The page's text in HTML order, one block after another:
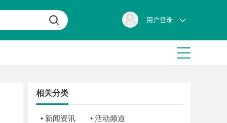
用户登录
相关分类
• 新闻资讯 • 活动频道